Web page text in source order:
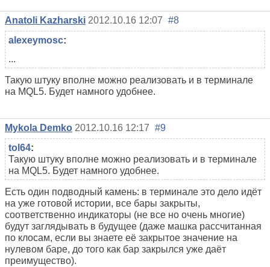
Anatoli Kazharski 2012.10.16 12:07 #8
alexeymosc:
...
Такую штуку вполне можно реализовать и в терминале
на MQL5. Будет намного удобнее.
Mykola Demko 2012.10.16 12:17 #9
tol64:
Такую штуку вполне можно реализовать и в терминале
на MQL5. Будет намного удобнее.
Есть один подводный камень: в терминале это дело идёт
на уже готовой истории, все бары закрыты,
соответственно индикаторы (не все но очень многие)
будут заглядывать в будущее (даже машка рассчитанная
по клосам, если вы знаете её закрытое значение на
нулевом баре, до того как бар закрылся уже даёт
преимущество).